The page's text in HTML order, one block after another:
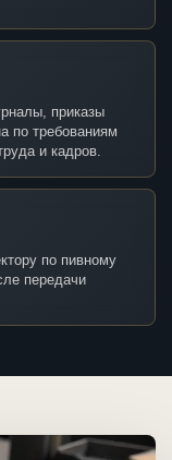
приказы
по требованиям
и кадров.
по пивному
передачи